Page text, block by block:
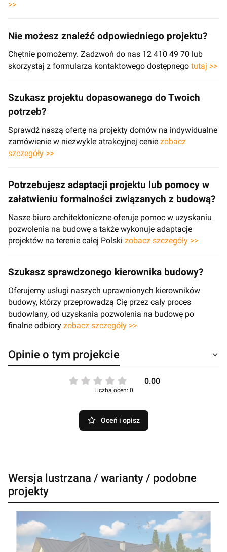
>>
Nie możesz znaleźć odpowiedniego projektu?
Chętnie pomożemy. Zadzwoń do nas 12 410 49 70 lub
skorzystaj z formularza kontaktowego dostępnego tutaj >>
Szukasz projektu dopasowanego do Twoich
potrzeb?
Sprawdź naszą ofertę na projekty domów na indywidualne
zamówienie w niezwykle atrakcyjnej cenie zobacz
szczegóły >>
Potrzebujesz adaptacji projektu lub pomocy w
załatwieniu formalności związanych z budową?
Nasze biuro architektoniczne oferuje pomoc w uzyskaniu
pozwolenia na budowę a także wykonuje adaptacje
projektów na terenie całej Polski zobacz szczegóły >>
Szukasz sprawdzonego kierownika budowy?
Oferujemy usługi naszych uprawnionych kierowników
budowy, którzy przeprowadzą Cię przez cały proces
budowlany, od uzyskania pozwolenia na budowę po
finalne odbiory zobacz szczegóły >>
Opinie o tym projekcie
0.00
Liczba ocen: 0
Oceń i opisz
Wersja lustrzana / warianty / podobne
projekty